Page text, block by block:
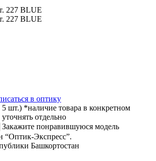
в оптику
шт.) *наличие товара в конкретном
отдельно
Закажите понравившуюся модель
“Оптик-Экспресс”.
Башкортостан